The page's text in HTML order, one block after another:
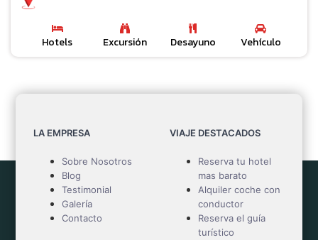
Hotels Excursión Desayuno Vehículo
LA EMPRESA
Sobre Nosotros
Blog
Testimonial
Galería
Contacto
VIAJE DESTACADOS
Reserva tu hotel
mas barato
Alquiler coche con
conductor
Reserva el guía
turístico